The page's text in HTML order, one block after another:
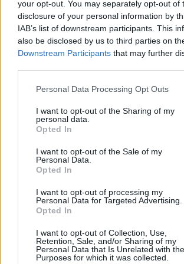
your opt-out. You may separately opt-out of
disclosure of your personal information by
IAB’s list of downstream participants. This
also be disclosed by us to third parties on
Downstream Participants that may further
Personal Data Processing Opt Outs
I want to opt-out of the Sharing of my
personal data.
Opted In
I want to opt-out of the Sale of my
Personal Data.
Opted In
I want to opt-out of processing my
Personal Data for Targeted Advertising.
Opted In
I want to opt-out of Collection, Use,
Retention, Sale, and/or Sharing of my
Personal Data that Is Unrelated with the
Purposes for which it was collected.
izlazak.’’
U tom trenutku shvatio sam značenje i
“ljubav” i “volim te” i spoznao da i
odgađati.
kada je jedan čovjek došao do Abdullaha
upitao ga:
’’Moja majka je u godinama i ne može se
odužio?’’, na što mu je Ibn Omer
jedan uzdisaj kada te je rađala, ti njoj sad